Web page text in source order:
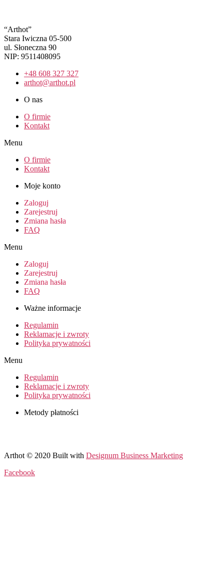
“Arthot”
Stara Iwiczna 05-500
ul. Słoneczna 90
NIP: 9511408095
+48 608 327 327
arthot@arthot.pl
O nas
O firmie
Kontakt
Menu
O firmie
Kontakt
Moje konto
Zaloguj
Zarejestruj
Zmiana hasła
FAQ
Menu
Zaloguj
Zarejestruj
Zmiana hasła
FAQ
Ważne informacje
Regulamin
Reklamacje i zwroty
Polityka prywatności
Menu
Regulamin
Reklamacje i zwroty
Polityka prywatności
Metody płatności
Arthot © 2020 Built with Designum Business Marketing
Facebook